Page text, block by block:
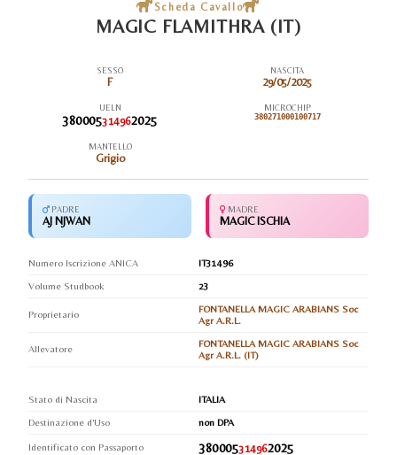
Scheda Cavallo
MAGIC FLAMITHRA (IT)
SESSO
F
NASCITA
29/05/2025
UELN
380005314962025
MICROCHIP
380271000100717
MANTELLO
Grigio
PADRE
AJ NJWAN
MADRE
MAGIC ISCHIA
Numero Iscrizione ANICA
IT31496
Volume Studbook
23
Proprietario
FONTANELLA MAGIC ARABIANS Soc
Agr A.R.L.
Allevatore
FONTANELLA MAGIC ARABIANS Soc
Agr A.R.L. (IT)
Stato di Nascita
ITALIA
Destinazione d'Uso
non DPA
Identificato con Passaporto 380005314962025